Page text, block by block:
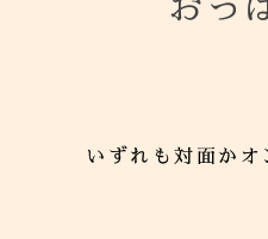
いずれも対面かオ